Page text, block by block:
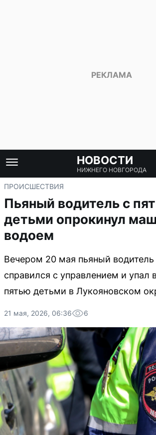
НОВОСТИ
НИЖНЕГО НОВГОРОДА
ПРОИСШЕСТВИЯ
Пьяный водитель с
детьми опрокинул
водоем
Вечером 20 мая пьяный водитель
справился с управлением и упал
пятью детьми в Лукояновском
21 мая, 2026, 06:36 6